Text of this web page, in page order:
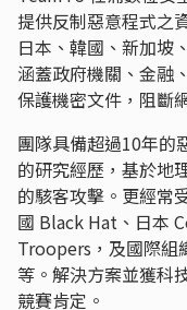
提供反制惡意程式之
日本、韓國、新加坡
涵蓋政府機關、金融
保護機密文件，阻斷
團隊具備超過10年的
的研究經歷，基於地
的駭客攻擊。更經常
國 Black Hat、日本
Troopers，及國際組
等。解決方案並獲科
競賽肯定。